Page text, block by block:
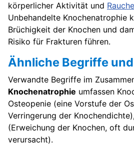
körperlicher Aktivität und
Unbehandelte Knochenatrophie
Brüchigkeit der Knochen und
Risiko für Frakturen führen.
Ähnliche Begriffe
Verwandte Begriffe im
Knochenatrophie umfassen
Osteopenie (eine Vorstufe der
Verringerung der
(Erweichung der Knochen, oft
verursacht).